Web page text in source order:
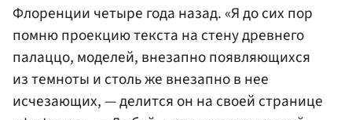
Флоренции четыре года назад. «Я до сих пор
помню проекцию текста на стену древнего
палаццо, моделей, внезапно появляющихся
из темноты и столь же внезапно в нее
исчезающих, — делится он на своей странице